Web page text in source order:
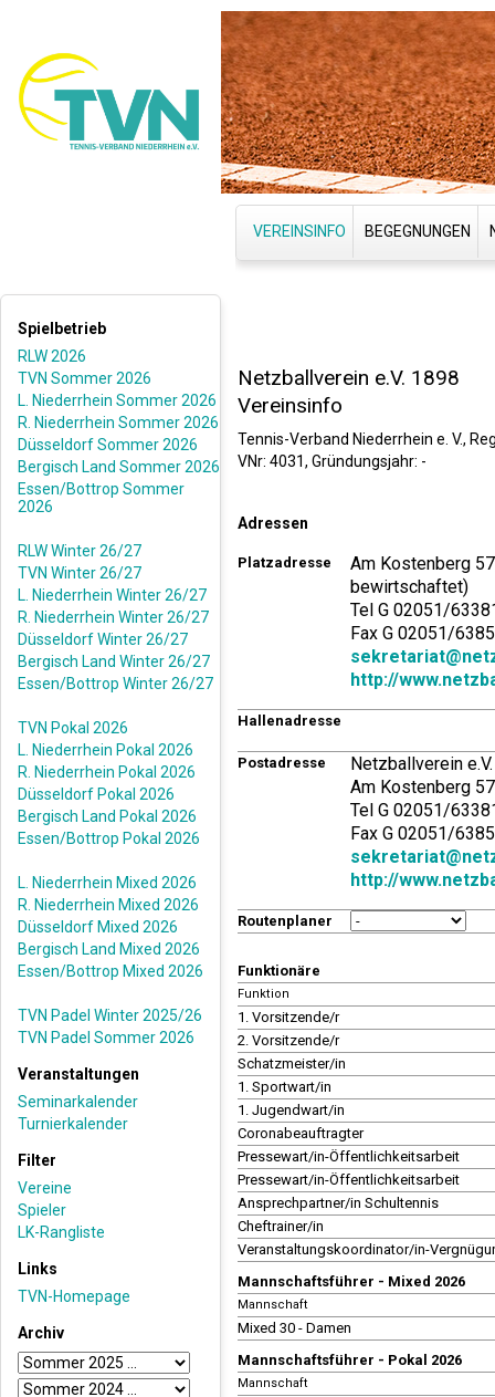
VEREINSINFO BEGEGNUNGEN
Spielbetrieb
RLW 2026
TVN Sommer 2026
L. Niederrhein Sommer 2026
R. Niederrhein Sommer 2026
Düsseldorf Sommer 2026
Bergisch Land Sommer 2026
Essen/Bottrop Sommer
2026
RLW Winter 26/27
TVN Winter 26/27
L. Niederrhein Winter 26/27
R. Niederrhein Winter 26/27
Düsseldorf Winter 26/27
Bergisch Land Winter 26/27
Essen/Bottrop Winter 26/27
TVN Pokal 2026
L. Niederrhein Pokal 2026
R. Niederrhein Pokal 2026
Düsseldorf Pokal 2026
Bergisch Land Pokal 2026
Essen/Bottrop Pokal 2026
L. Niederrhein Mixed 2026
R. Niederrhein Mixed 2026
Düsseldorf Mixed 2026
Bergisch Land Mixed 2026
Essen/Bottrop Mixed 2026
TVN Padel Winter 2025/26
TVN Padel Sommer 2026
Veranstaltungen
Seminarkalender
Turnierkalender
Filter
Vereine
Spieler
LK-Rangliste
Links
TVN-Homepage
Archiv
Netzballverein e.V. 1898
Vereinsinfo
Tennis-Verband Niederrhein e. V.,
VNr: 4031, Gründungsjahr: -
Adressen
Platzadresse
Am Kostenberg
bewirtschaftet)
Tel G 02051/
Fax G 02051/
http://
Hallenadresse
Postadresse
Netzballverein
Am Kostenberg
Tel G 02051/
Fax G 02051/
http://
Routenplaner
Funktionäre
Funktion
1. Vorsitzende/r
2. Vorsitzende/r
Schatzmeister/in
1. Sportwart/in
1. Jugendwart/in
Coronabeauftragter
Pressewart/in-Öffentlichkeitsarbeit
Pressewart/in-Öffentlichkeitsarbeit
Ansprechpartner/in Schultennis
Cheftrainer/in
Veranstaltungskoordinator/in-
Mannschaftsführer - Mixed 2026
Mannschaft
Mixed 30 - Damen
Mannschaftsführer - Pokal 2026
Mannschaft